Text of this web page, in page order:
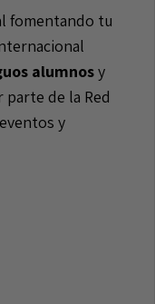
fomentando tu
alumnosy
de la Red
y